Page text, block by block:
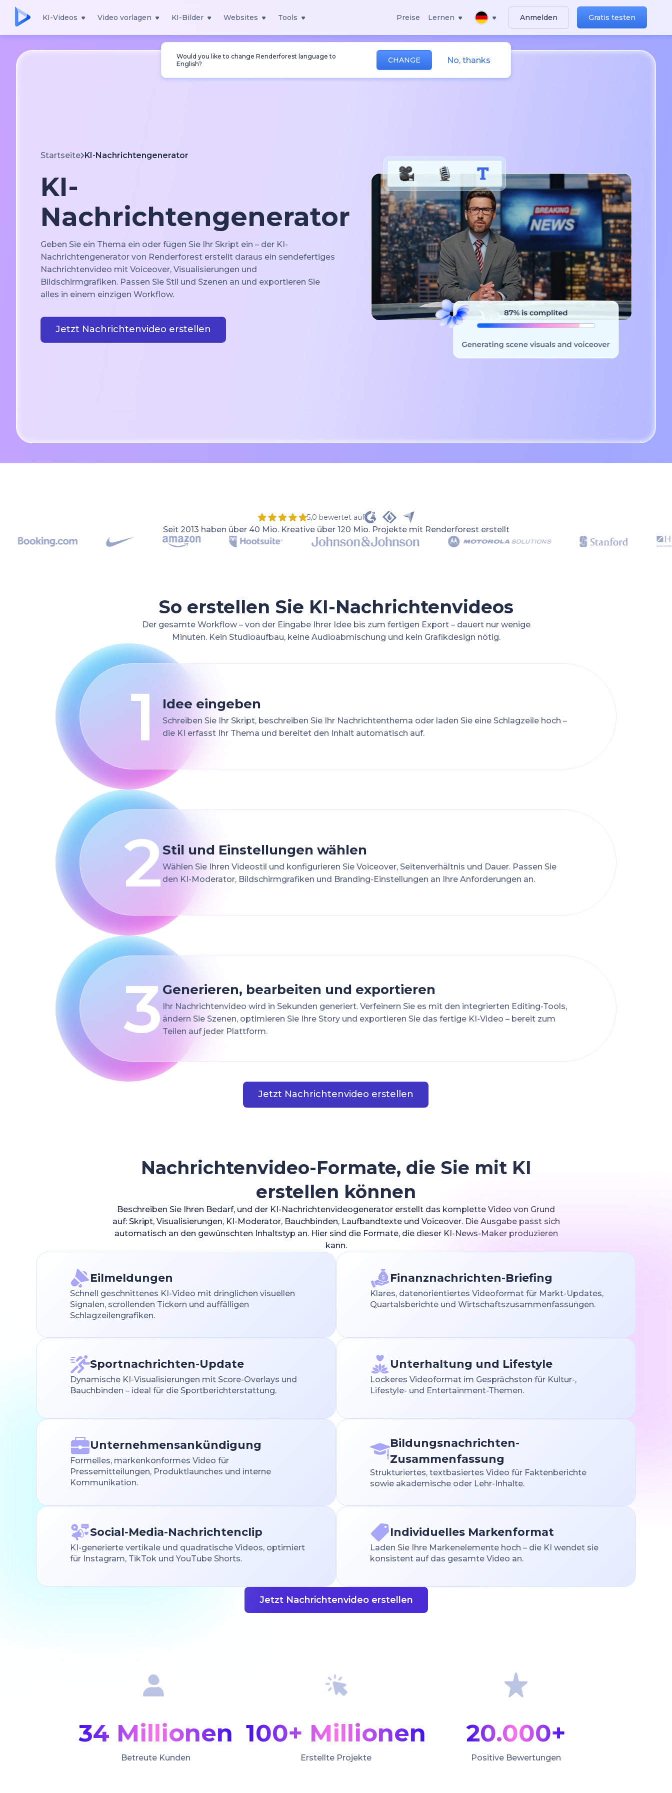
KI-Videos Video vorlagen KI-Bilder Websites Tools Preise Lernen Anmelden Gratis testen
Would you like to change Renderforest language to
English?
CHANGE No, thanks
Startseite KI-Nachrichtengenerator
KI-
Nachrichtengenerator
Geben Sie ein Thema ein oder fügen Sie Ihr Skript ein – der KI-
Nachrichtengenerator von Renderforest erstellt daraus ein sendefertiges
Nachrichtenvideo mit Voiceover, Visualisierungen und
Bildschirmgrafiken. Passen Sie Stil und Szenen an und exportieren Sie
alles in einem einzigen Workflow.
Jetzt Nachrichtenvideo erstellen
5,0 bewertet auf
Seit 2013 haben über 40 Mio. Kreative über 120 Mio. Projekte mit Renderforest erstellt
So erstellen Sie KI-Nachrichtenvideos
Der gesamte Workflow – von der Eingabe Ihrer Idee bis zum fertigen Export – dauert nur wenige
Minuten. Kein Studioaufbau, keine Audioabmischung und kein Grafikdesign nötig.
1 Idee eingeben
Schreiben Sie Ihr Skript, beschreiben Sie Ihr Nachrichtenthema oder laden Sie eine Schlagzeile hoch –
die KI erfasst Ihr Thema und bereitet den Inhalt automatisch auf.
2Stil und Einstellungen wählen
Wählen Sie Ihren Videostil und konfigurieren Sie Voiceover, Seitenverhältnis und Dauer. Passen Sie
den KI-Moderator, Bildschirmgrafiken und Branding-Einstellungen an Ihre Anforderungen an.
3Generieren, bearbeiten und exportieren
Ihr Nachrichtenvideo wird in Sekunden generiert. Verfeinern Sie es mit den integrierten Editing-Tools,
ändern Sie Szenen, optimieren Sie Ihre Story und exportieren Sie das fertige KI-Video – bereit zum
Teilen auf jeder Plattform.
Jetzt Nachrichtenvideo erstellen
Nachrichtenvideo-Formate, die Sie mit KI
erstellen können
Beschreiben Sie Ihren Bedarf, und der KI-Nachrichtenvideogenerator erstellt das komplette Video von Grund
auf: Skript, Visualisierungen, KI-Moderator, Bauchbinden, Laufbandtexte und Voiceover. Die Ausgabe passt sich
automatisch an den gewünschten Inhaltstyp an. Hier sind die Formate, die dieser KI-News-Maker produzieren
kann.
Eilmeldungen
Schnell geschnittenes KI-Video mit dringlichen visuellen
Signalen, scrollenden Tickern und auffälligen
Schlagzeilengrafiken.
Finanznachrichten-Briefing
Klares, datenorientiertes Videoformat für Markt-Updates,
Quartalsberichte und Wirtschaftszusammenfassungen.
Sportnachrichten-Update
Dynamische KI-Visualisierungen mit Score-Overlays und
Bauchbinden – ideal für die Sportberichterstattung.
Unterhaltung und Lifestyle
Lockeres Videoformat im Gesprächston für Kultur-,
Lifestyle- und Entertainment-Themen.
Unternehmensankündigung
Formelles, markenkonformes Video für
Pressemitteilungen, Produktlaunches und interne
Kommunikation.
Bildungsnachrichten-
Zusammenfassung
Strukturiertes, textbasiertes Video für Faktenberichte
sowie akademische oder Lehr-Inhalte.
Social-Media-Nachrichtenclip
KI-generierte vertikale und quadratische Videos, optimiert
für Instagram, TikTok und YouTube Shorts.
Individuelles Markenformat
Laden Sie Ihre Markenelemente hoch – die KI wendet sie
konsistent auf das gesamte Video an.
Jetzt Nachrichtenvideo erstellen
34 Millionen
Betreute Kunden
100+ Millionen
Erstellte Projekte
20.000+
Positive Bewertungen